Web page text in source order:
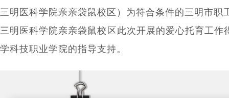
三明医科学院亲亲袋鼠校区）为符合条件的三明市职
三明医科学院亲亲袋鼠校区此次开展的爱心托育工作
学科技职业学院的指导支持。